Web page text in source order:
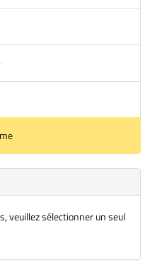
veuillez sélectionner un seul